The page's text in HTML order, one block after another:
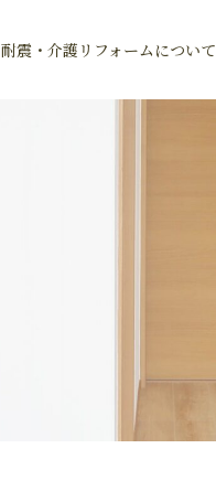
耐震・介護リフォームについて